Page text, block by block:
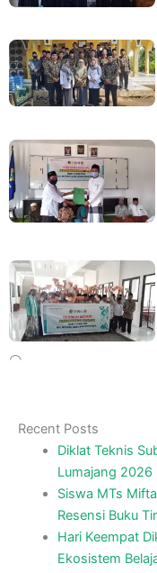
Recent Posts
Diklat Teknis
Lumajang 2026
Siswa MTs
Resensi Buku
Hari Keempat
Ekosistem